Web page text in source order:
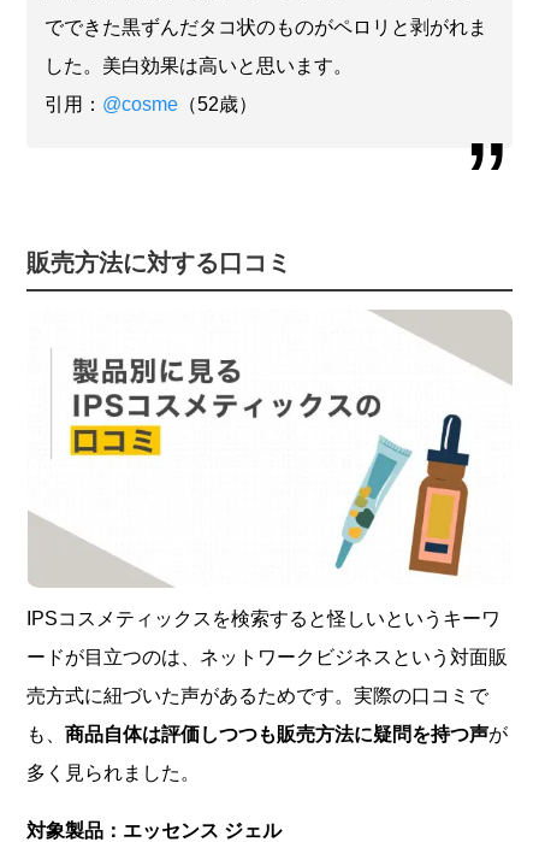
でできた黒ずんだタコ状のものがペロリと剥がれま
した。美白効果は高いと思います。
引用： @cosme （52歳）
販売方法に対する口コミ
IPSコスメティックスを検索すると怪しいというキーワ
ードが目立つのは、ネットワークビジネスという対面販
売方式に紐づいた声があるためです。実際の口コミで
も、商品自体は評価しつつも販売方法に疑問を持つ声が
多く見られました。
対象製品：エッセンス ジェル